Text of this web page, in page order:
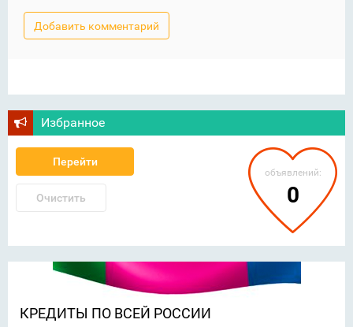
Избранное
Перейти
Очистить
объявлений:
0
КРЕДИТЫ ПО ВСЕЙ РОССИИ